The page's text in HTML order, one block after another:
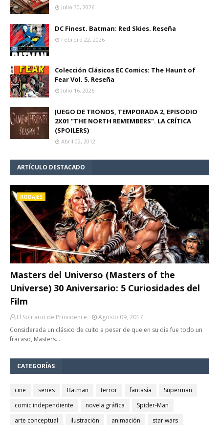
Julio 30, 2026
DC Finest. Batman: Red Skies. Reseña
Febrero 22, 2026
Colección Clásicos EC Comics: The Haunt of
Fear Vol. 5. Reseña
Julio 16, 2026
JUEGO DE TRONOS, TEMPORADA 2, EPISODIO
2X01 "THE NORTH REMEMBERS". LA CRÍTICA
(SPOILERS)
Abril 02, 2012
ARTÍCULO DESTACADO
RODAJES
Masters del Universo (Masters of the
Universe) 30 Aniversario: 5 Curiosidades del
Film
El Solitario de Providence
Agosto 09, 2017
Considerada un clásico de culto a pesar de que en su día fue todo un
fracaso, Masters…
CATEGORÍAS
cine series Batman terror fantasía
Superman
comic independiente
novela gráfica
Spider-Man
arte conceptual
ilustración animación
star wars